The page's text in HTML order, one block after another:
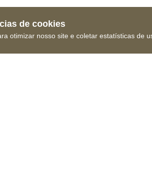
de cookies
otimizar nosso site e coletar estatísticas de